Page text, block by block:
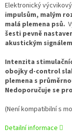
Elektronický
impulsům, malým
malá plemena psů.
šesti pevně
akustickým
Intenzita
obojky d-control
plemena s
Nedoporučuje se
(Není kompatibilní s
Detailní informace